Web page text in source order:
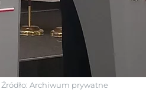
Źródło: Archiwum prywatne